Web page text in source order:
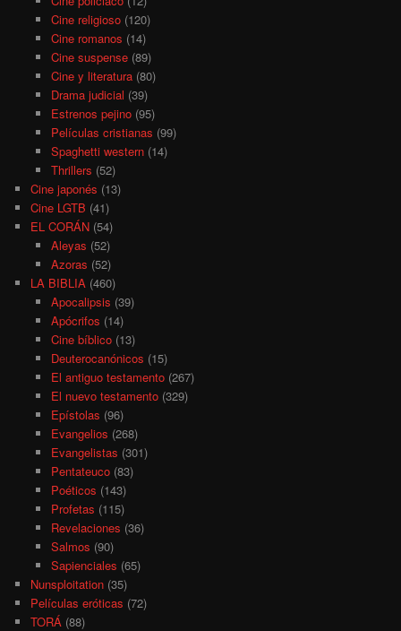
Cine religioso(120)
Cine romanos (14)
Cine suspense(89)
Cine y literatura(80)
Drama judicial (39)
Estrenos pejino(95)
Películas cristianas (99)
Spaghetti western(14)
Thrillers (52)
Cine japonés (13)
Cine LGTB (41)
EL CORÁN (54)
Aleyas (52)
Azoras (52)
LA BIBLIA (460)
Apocalipsis (39)
Apócrifos (14)
Cine bíblico(13)
Deuterocanónicos (15)
El antiguo testamento(267)
El nuevo testamento(329)
Epístolas (96)
Evangelios (268)
Evangelistas (301)
Pentateuco(83)
Poéticos (143)
Profetas (115)
Revelaciones (36)
Salmos (90)
Sapienciales (65)
Nunsploitation (35)
Películas eróticas (72)
TORÁ (88)